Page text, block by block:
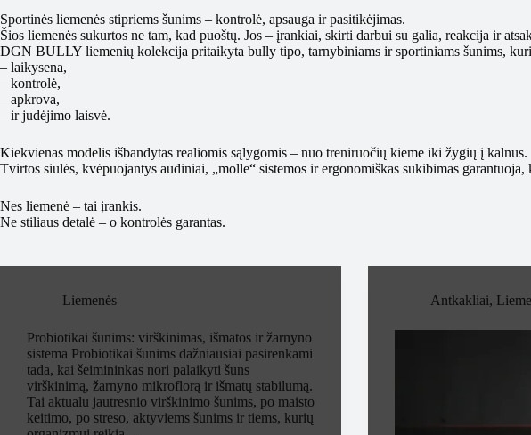
Sportinės liemenės stipriems šunims – kontrolė, apsauga ir pasitikėjimas.
Šios liemenės sukurtos ne tam, kad puoštų. Jos – įrankiai, skirti darbui su galia, reakcija ir
DGN BULLY liemenių kolekcija pritaikyta bully tipo, tarnybiniams ir sportiniams šunims,
– laikysena,
– kontrolė,
– apkrova,
– ir judėjimo laisvė.
Kiekvienas modelis išbandytas realiomis sąlygomis – nuo treniruočių kieme iki žygių į kalnus.
Tvirtos siūlės, kvėpuojantys audiniai, „molle“ sistemos ir ergonomiškas sukibimas
Nes liemenė – tai įrankis.
Ne stiliaus detalė – o kontrolės garantas.
Liemenės
Probiotikai šunims: virškinimas, išmatos ir žarnyno
sistema Probiotikai šunims dažniausiai pasirenkami
tada, kai šeimininkas nori palaikyti šuns
virškinimą, žarnyno mikroflorą ir išmatų stabilumą.
Tai aktualu jautresnio virškinimo šunims, po maisto
keitimo, po streso, aktyviems šunims ir tiems, kurių
Antkakliai,